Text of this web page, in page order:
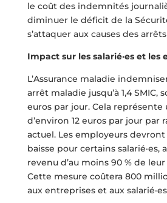
le coût des indemnités
diminuer le déficit de la
s’attaquer aux causes des
Impact sur les salarié·es et les
L’Assurance maladie
arrêt maladie jusqu’à 1,4 SMIC,
euros par jour. Cela
d’environ 12 euros par jour par
actuel. Les employeurs
baisse pour certains salarié·es,
revenu d’au moins 90 % de
Cette mesure coûtera 800
aux entreprises et aux